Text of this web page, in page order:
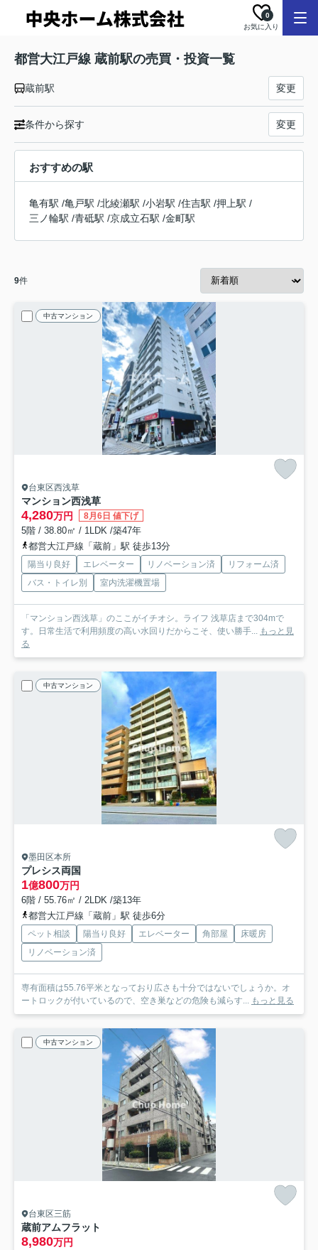
お気に入り
0
都営大江戸線 蔵前駅の売買・投資一覧
蔵前駅 変更
条件から探す 変更
おすすめの駅
亀有駅 /亀戸駅 /北綾瀬駅 /小岩駅 /住吉駅 /押上駅 /
三ノ輪駅 /青砥駅 /京成立石駅 /金町駅
9件
中古マンション
台東区西浅草
マンション西浅草
4,280万円 8月6日 値下げ
5階 / 38.80㎡ / 1LDK /築47年
都営大江戸線「蔵前」駅 徒歩13分
陽当り良好 エレベーター リノベーション済
リフォーム済
バス・トイレ別
室内洗濯機置場
「マンション西浅草」のここがイチオシ。ライフ 浅草店まで304mで
す。日常生活で利用頻度の高い水回りだからこそ、使い勝手... もっと見
る
中古マンション
墨田区本所
プレシス両国
1億800万円
6階 / 55.76㎡ / 2LDK /築13年
都営大江戸線「蔵前」駅 徒歩6分
ペット相談 陽当り良好 エレベーター 角部屋
床暖房
リノベーション済
専有面積は55.76平米となっており広さも十分ではないでしょうか。オ
ートロックが付いているので、空き巣などの危険も減らす... もっと見る
中古マンション
台東区三筋
蔵前アムフラット
8,980万円